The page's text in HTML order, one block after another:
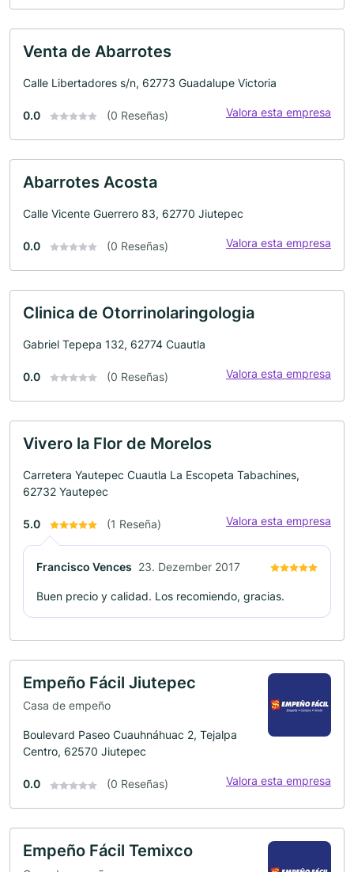
Venta de Abarrotes
Calle Libertadores s/n, 62773 Guadalupe Victoria
0.0 (0 Reseñas) Valora esta empresa
Abarrotes Acosta
Calle Vicente Guerrero 83, 62770 Jiutepec
0.0 (0 Reseñas) Valora esta empresa
Clinica de Otorrinolaringologia
Gabriel Tepepa 132, 62774 Cuautla
0.0 (0 Reseñas) Valora esta empresa
Vivero la Flor de Morelos
Carretera Yautepec Cuautla La Escopeta Tabachines,
62732 Yautepec
5.0 (1 Reseña) Valora esta empresa
Francisco Vences 23. Dezember 2017
Buen precio y calidad. Los recomiendo, gracias.
Empeño Fácil Jiutepec
Casa de empeño
Boulevard Paseo Cuauhnáhuac 2, Tejalpa
Centro, 62570 Jiutepec
0.0 (0 Reseñas) Valora esta empresa
Empeño Fácil Temixco